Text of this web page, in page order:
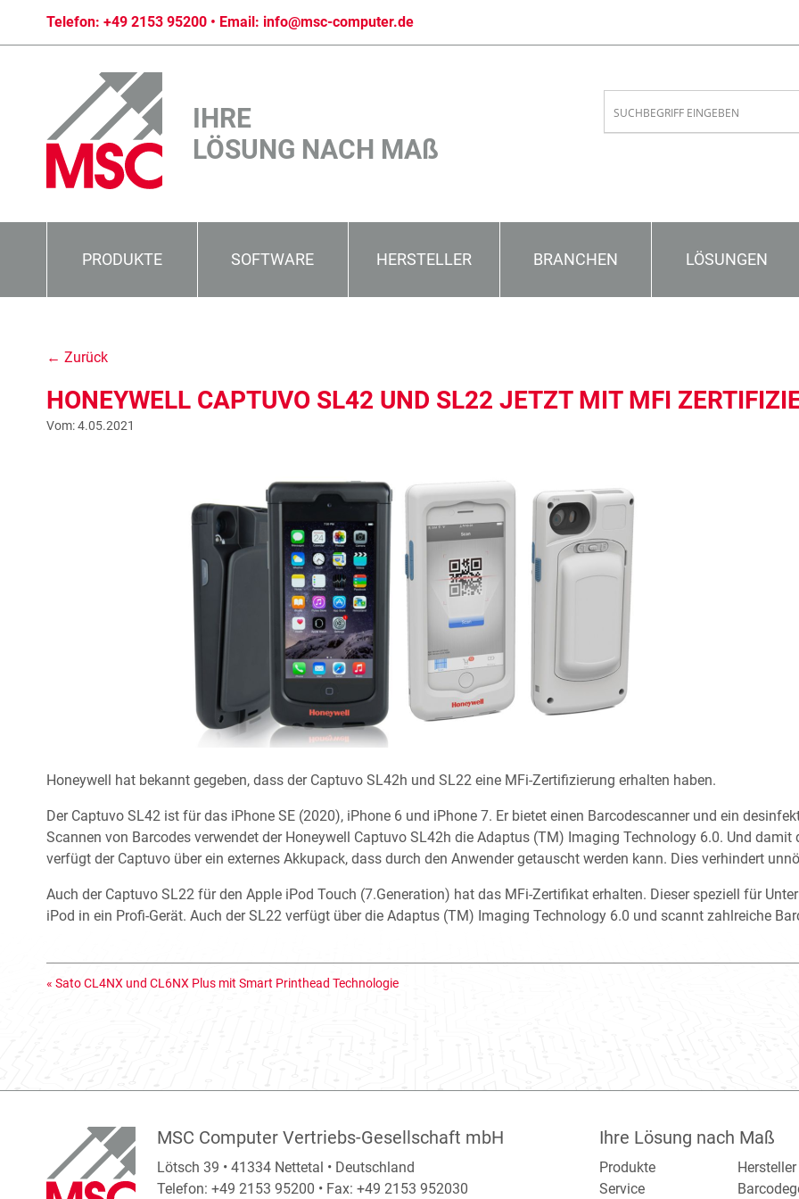
Telefon: +49 2153 95200 • Email: info@msc-computer.de
IHRE
LÖSUNG NACH MAß
PRODUKTE SOFTWARE HERSTELLER BRANCHEN LÖSUNGEN
← Zurück
HONEYWELL CAPTUVO SL42 UND SL22 JETZT MIT MFI
Vom: 4.05.2021
Honeywell hat bekannt gegeben, dass der Captuvo SL42h und SL22 eine MFi-Zertifizierung erhalten haben.
Der Captuvo SL42 ist für das iPhone SE (2020), iPhone 6 und iPhone 7. Er bietet einen Barcodescanner und ein
Scannen von Barcodes verwendet der Honeywell Captuvo SL42h die Adaptus (TM) Imaging Technology 6.0. Und
verfügt der Captuvo über ein externes Akkupack, dass durch den Anwender getauscht werden kann. Dies verhindert
Auch der Captuvo SL22 für den Apple iPod Touch (7.Generation) hat das MFi-Zertifikat erhalten. Dieser speziell für
iPod in ein Profi-Gerät. Auch der SL22 verfügt über die Adaptus (TM) Imaging Technology 6.0 und scannt zahlreiche
« Sato CL4NX und CL6NX Plus mit Smart Printhead Technologie
MSC Computer Vertriebs-Gesellschaft mbH
Lötsch 39 • 41334 Nettetal • Deutschland
Telefon: +49 2153 95200 • Fax: +49 2153 952030
Ihre Lösung nach Maß
Produkte Hersteller
Service